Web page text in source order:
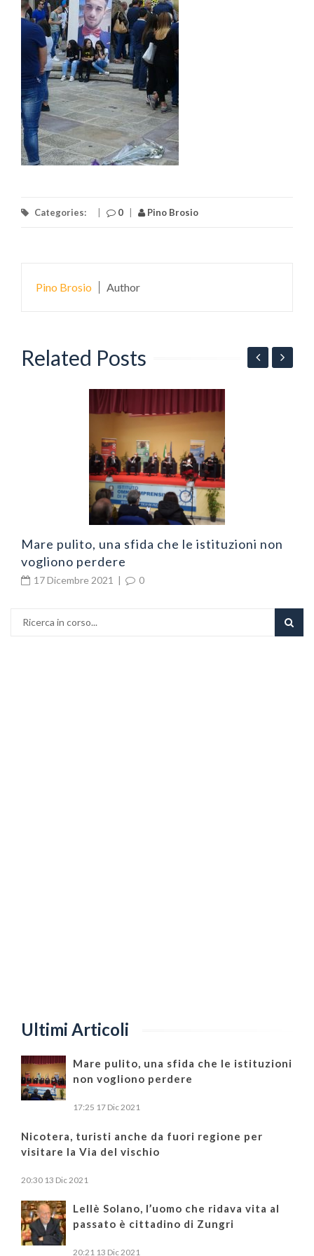
Categories: 0 Pino Brosio
Pino Brosio Author
Related Posts
Mare pulito, una sfida che le istituzioni non
vogliono perdere
17 Dicembre 2021 | 0
Ultimi Articoli
Mare pulito, una sfida che le istituzioni
non vogliono perdere
17:25 17 Dic 2021
Nicotera, turisti anche da fuori regione per
visitare la Via del vischio
20:30 13 Dic 2021
Lellè Solano, l’uomo che ridava vita al
passato è cittadino di Zungri
20:21 13 Dic 2021